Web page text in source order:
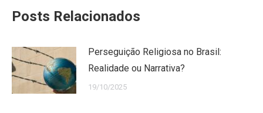
Posts Relacionados
Perseguição Religiosa no Brasil:
Realidade ou Narrativa?
19/10/2025